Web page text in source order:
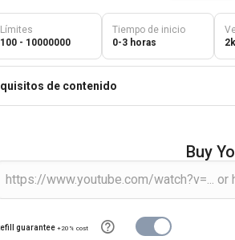
Límites
100 - 10000000
Tiempo de inicio
0-3 horas
de contenido
Buy
guarantee +20% cost